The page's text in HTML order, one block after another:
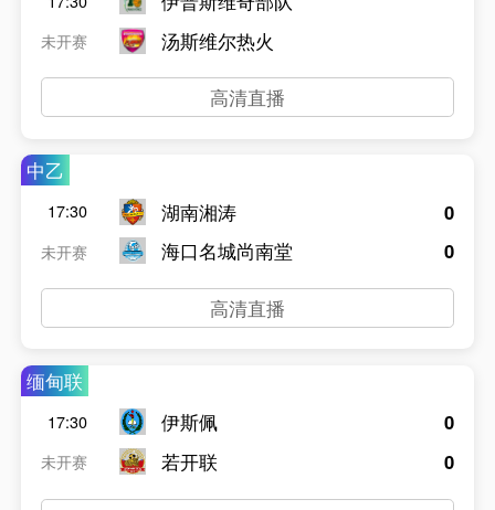
未开赛
汤斯维尔热火
高清直播
中乙
17:30
未开赛
湖南湘涛
海口名城尚南堂
0
0
高清直播
缅甸联
17:30
未开赛
伊斯佩
若开联
0
0